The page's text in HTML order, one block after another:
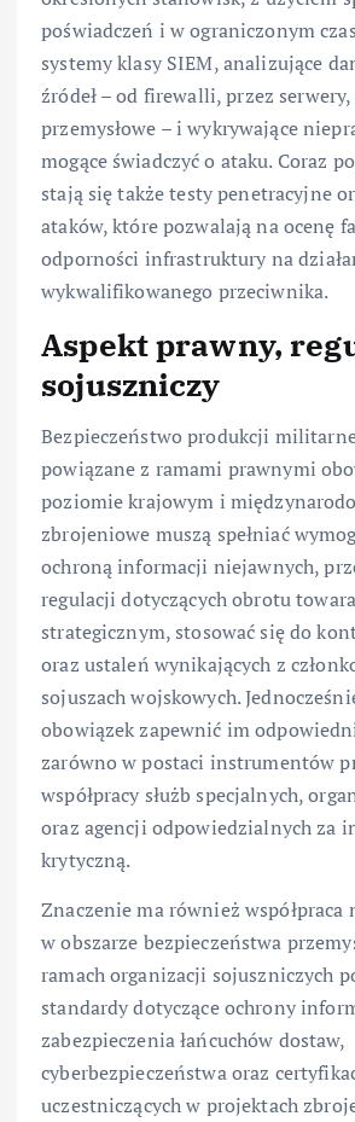
poświadczeń i w ograniczonym
systemy klasy SIEM, analizujące
źródeł – od firewalli, przez
przemysłowe – i wykrywające
mogące świadczyć o ataku. Coraz
stają się także testy penetracyjne
ataków, które pozwalają na ocenę
odporności infrastruktury na
wykwalifikowanego przeciwnika.
Aspekt prawny,
sojuszniczy
Bezpieczeństwo produkcji
powiązane z ramami prawnymi
poziomie krajowym i
zbrojeniowe muszą spełniać
ochroną informacji niejawnych,
regulacji dotyczących obrotu
strategicznym, stosować się do
oraz ustaleń wynikających z
sojuszach wojskowych.
obowiązek zapewnić im
zarówno w postaci instrumentów
współpracy służb specjalnych,
oraz agencji odpowiedzialnych za
krytyczną.
Znaczenie ma również współpraca
w obszarze bezpieczeństwa
ramach organizacji sojuszniczych
standardy dotyczące ochrony
zabezpieczenia łańcuchów dostaw,
cyberbezpieczeństwa oraz
uczestniczących w projektach